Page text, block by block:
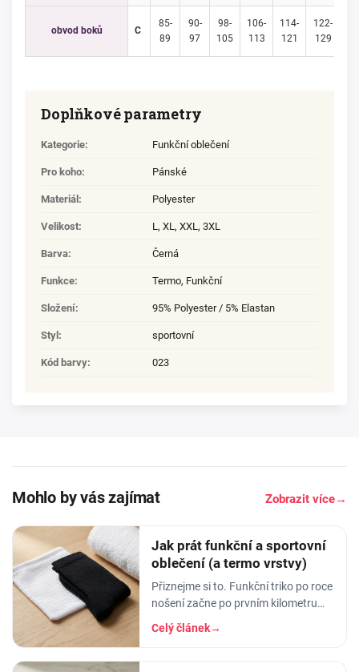
obvod boků C
85-
89
90-
97
98-
105
106-
113
114-
121
122-
129
Doplňkové parametry
Kategorie: Funkční oblečení
Pro koho: Pánské
Materiál : Polyester
Velikost: L, XL, XXL, 3XL
Barva: Černá
Funkce: Termo, Funkční
Složení: 95% Polyester / 5% Elastan
Styl : sportovní
Kód barvy: 023
Mohlo by vás zajímat Zobrazit více→
Jak prát funkční a sportovní
oblečení (a termo vrstvy)
Přiznejme si to. Funkční triko po roce
nošení začne po prvním kilometru
smrdět tak, že ho radši věšíte na
balkon než do skříně. Termoprádlo…
Celý článek→